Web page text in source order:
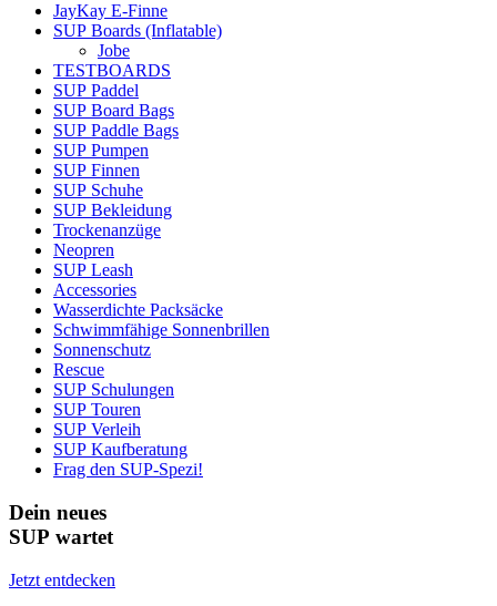
JayKay E-Finne
SUP Boards (Inflatable)
Jobe
TESTBOARDS
SUP Paddel
SUP Board Bags
SUP Paddle Bags
SUP Pumpen
SUP Finnen
SUP Schuhe
SUP Bekleidung
Trockenanzüge
Neopren
SUP Leash
Accessories
Wasserdichte Packsäcke
Schwimmfähige Sonnenbrillen
Sonnenschutz
Rescue
SUP Schulungen
SUP Touren
SUP Verleih
SUP Kaufberatung
Frag den SUP-Spezi!
Dein neues
SUP wartet
Jetzt entdecken